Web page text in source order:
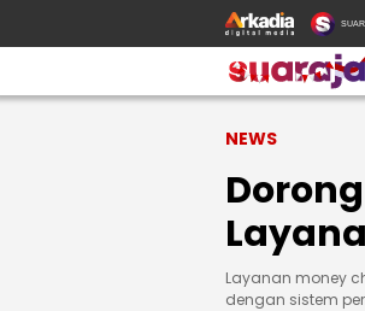
NEWS
Layanan money
dengan sistem